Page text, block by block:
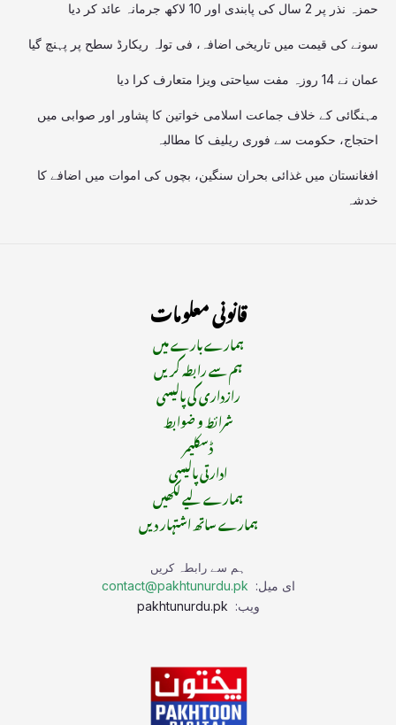
حمزہ نذر پر 2 سال کی پابندی اور 10 لاکھ جرمانہ عائد کر دیا
سونے کی قیمت میں تاریخی اضافہ، فی تولہ ریکارڈ سطح پر پہنچ گیا
عمان نے 14 روزہ مفت سیاحتی ویزا متعارف کرا دیا
مہنگائی کے خلاف جماعت اسلامی خواتین کا پشاور اور صوابی میں
احتجاج، حکومت سے فوری ریلیف کا مطالبہ
افغانستان میں غذائی بحران سنگین، بچوں کی اموات میں اضافے کا
خدشہ
قانونی معلومات
ہمارے بارے میں
ہم سے رابطہ کریں
رازداری کی پالیسی
شرائط و ضوابط
ڈسکلیمر
ادارتی پالیسی
ہمارے لیے لکھیں
ہمارے ساتھ اشتہار دیں
ہم سے رابطہ کریں
ای میل: contact@pakhtunurdu.pk
ویب: